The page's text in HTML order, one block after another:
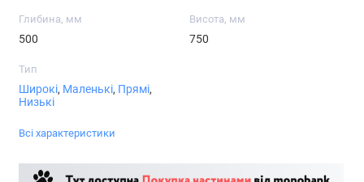
Глибина, мм
500
Висота, мм
750
Тип
Широкі, Маленькі, Прямі,
Низькі
Всі характеристики